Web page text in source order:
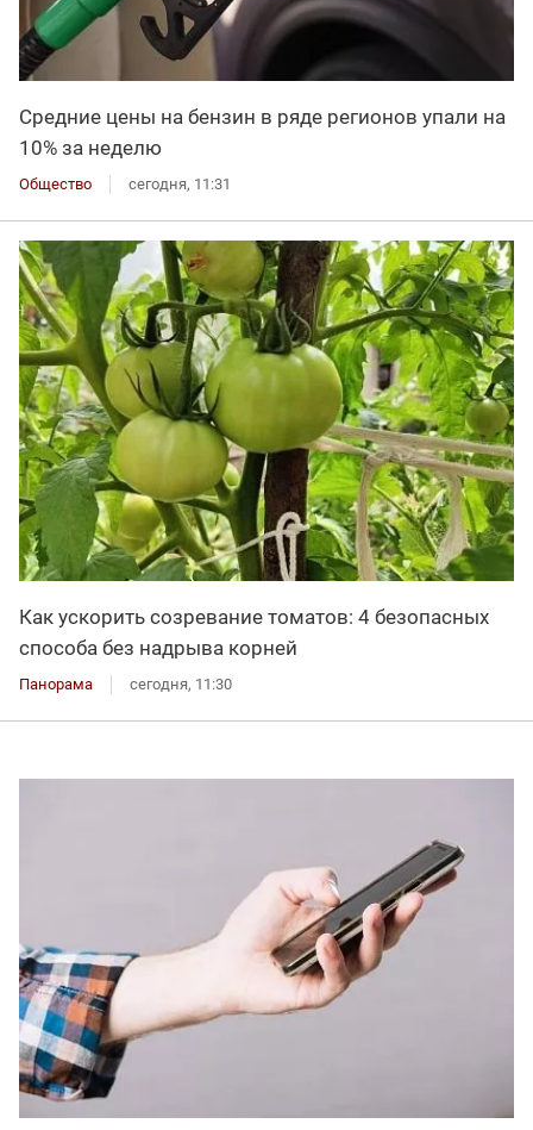
Средние цены на бензин в ряде регионов упали на
10% за неделю
Общество сегодня, 11:31
Как ускорить созревание томатов: 4 безопасных
способа без надрыва корней
Панорама сегодня, 11:30